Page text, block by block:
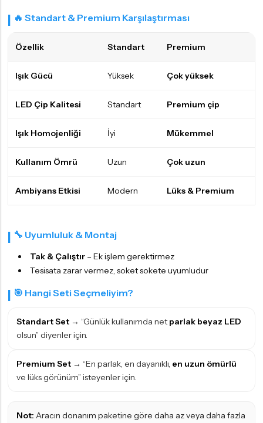
🔥 Standart & Premium Karşılaştırması
Özellik Standart Premium
Işık Gücü Yüksek Çok yüksek
LED Çip Kalitesi Standart Premium çip
Işık Homojenliği İyi Mükemmel
Kullanım Ömrü Uzun Çok uzun
Ambiyans Etkisi Modern Lüks & Premium
🔧 Uyumluluk & Montaj
Tak & Çalıştır – Ek işlem gerektirmez
Tesisata zarar vermez, soket sokete uyumludur
🎯 Hangi Seti Seçmeliyim?
Standart Set → “Günlük kullanımda net parlak beyaz LED
olsun” diyenler için.
Premium Set → “En parlak, en dayanıklı, en uzun ömürlü
ve lüks görünüm” isteyenler için.
Not: Aracın donanım paketine göre daha az veya daha fazla